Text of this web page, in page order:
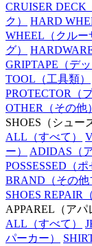
CRUISER DECK
ク）
HARD
WHEEL （クル
グ）
GRIPTAPE （デ
TOOL （工具類）
PROTECTOR （
OTHER （その他）
SHOES （シュー
ALL （すべて）
ー）
ADIDAS （
POSSESSED （
BRAND （その
SHOES REPAIR
APPAREL （アパ
ALL （すべて）
パーカー）